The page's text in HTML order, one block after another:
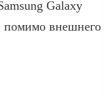
Galaxy
помимо внешнего